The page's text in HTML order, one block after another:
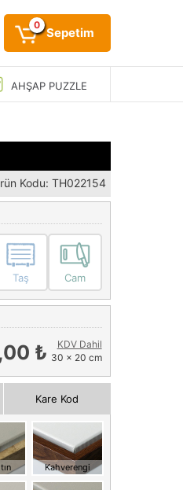
0
Sepetim
AHŞAPPUZZLE
Kodu: TH022154
Taş Cam
₺
KDV Dahil
30 x 20 cm
Kare Kod
Kahverengi